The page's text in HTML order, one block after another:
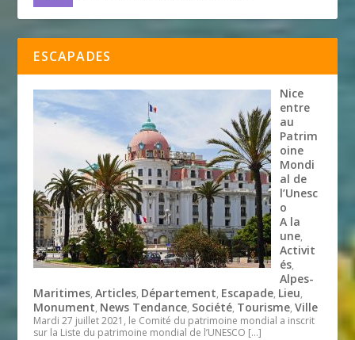
ESCAPADES
Nice
entre
au
Patrim
oine
Mondi
al de
l’Unesc
o
A la
une,
Activit
és,
Alpes-
Maritimes,Articles, Département, Escapade, Lieu,
Monument, News Tendance, Société, Tourisme,Ville
Mardi 27 juillet 2021, le Comité du patrimoine mondial a inscrit
sur la Liste du patrimoine mondial de l’UNESCO […]